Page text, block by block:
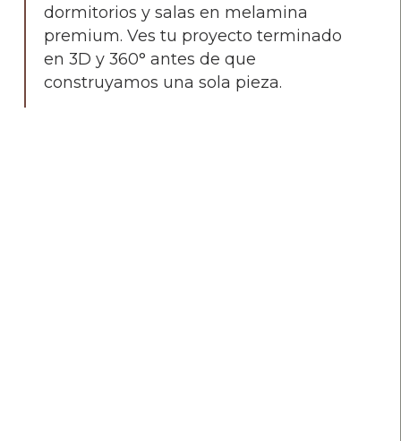
dormitorios y salas en melamina
premium. Ves tu proyecto terminado
en 3D y 360° antes de que
construyamos una sola pieza.